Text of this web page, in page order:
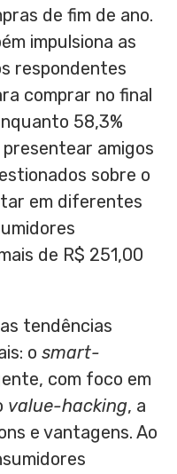
de fim de ano.
impulsiona as
respondentes
comprar no final
58,3%
amigos
sobre o
em diferentes
de R$ 251,00
tendências
o smart-
com foco em
value-hacking, a
e vantagens. Ao